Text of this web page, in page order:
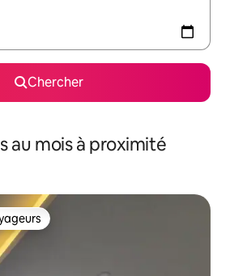
Chercher
au mois à proximité
parmi les plus aimés